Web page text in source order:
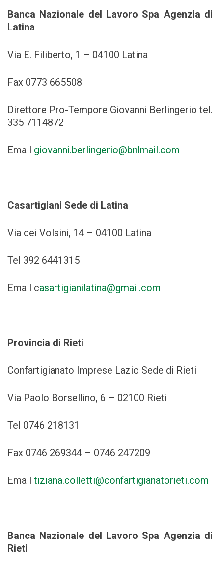
Banca Nazionale del Lavoro Spa Agenzia di
Latina
Via E. Filiberto, 1 – 04100 Latina
Fax 0773 665508
Direttore Pro-Tempore Giovanni Berlingerio tel.
335 7114872
Email giovanni.berlingerio@bnlmail.com
Casartigiani Sede di Latina
Via dei Volsini, 14 – 04100 Latina
Tel 392 6441315
Email casartigianilatina@gmail.com
Provincia di Rieti
Confartigianato Imprese Lazio Sede di Rieti
Via Paolo Borsellino, 6 – 02100 Rieti
Tel 0746 218131
Fax 0746 269344 – 0746 247209
Email tiziana.colletti@confartigianatorieti.com
Banca Nazionale del Lavoro Spa Agenzia di
Rieti